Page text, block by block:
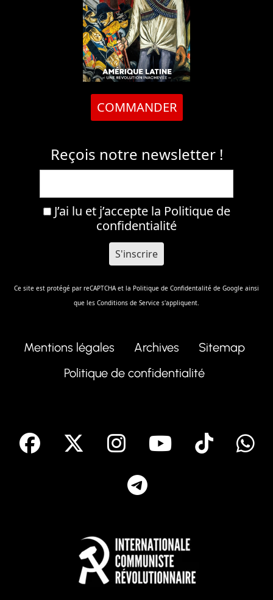
COMMANDER
Reçois notre newsletter !
J’ai lu et j’accepte la Politique de
confidentialité
Ce site est protégé par reCAPTCHA et la Politique de Confidentalité de Google ainsi
que les Conditions de Service s'appliquent.
Mentions légales Archives
Sitemap
Politique de confidentialité
facebook Instagram
Youtube
Tik